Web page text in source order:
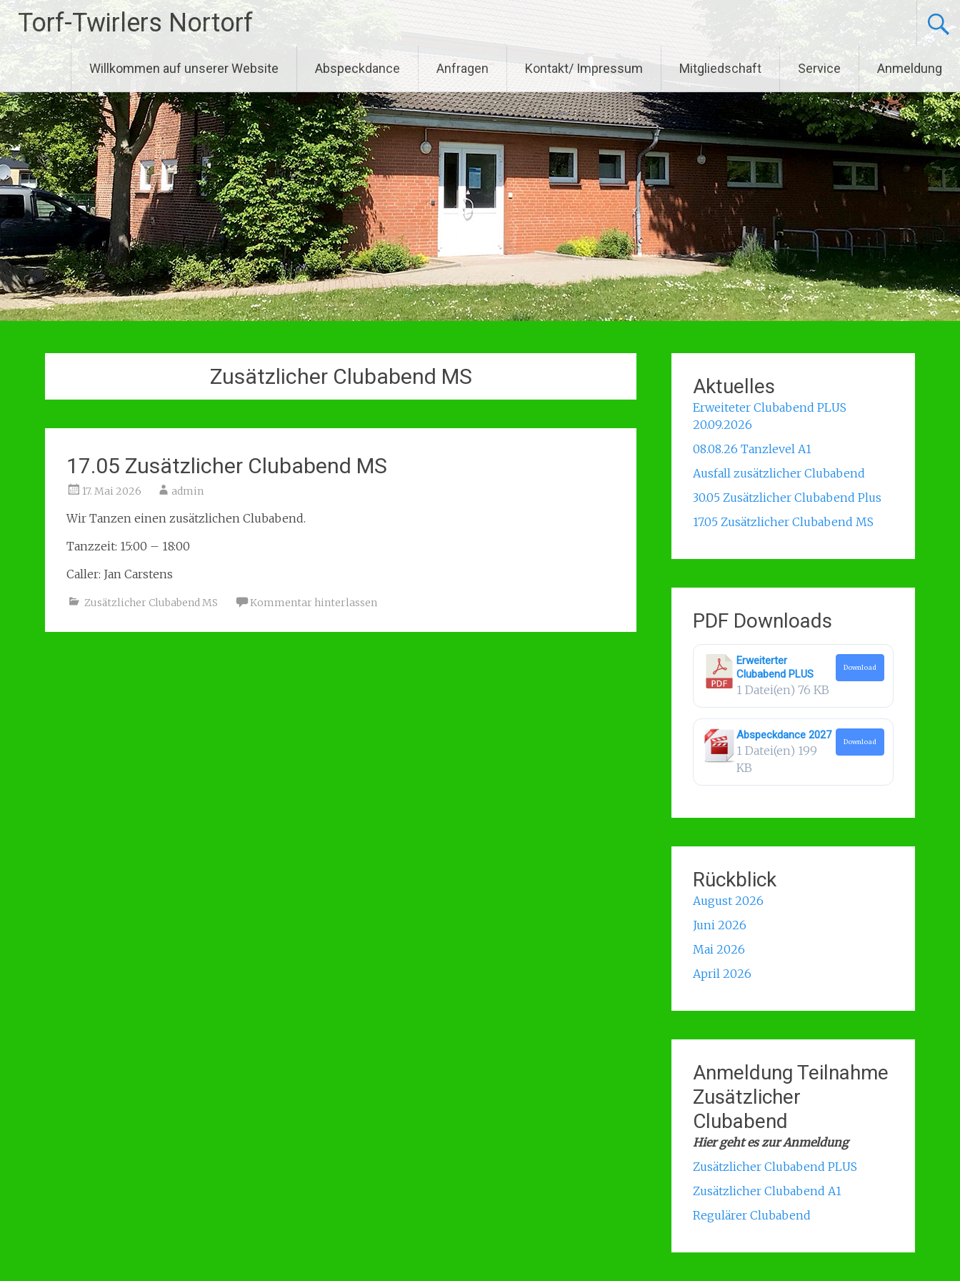
Zum
Inhalt
springen
Torf-Twirlers Nortorf
Willkommen auf unserer Website Abspeckdance Anfragen Kontakt/ Impressum Mitgliedschaft Service Anmeldung
Zusätzlicher Clubabend MS
17.05 Zusätzlicher Clubabend MS
17. Mai 2026 admin
Wir Tanzen einen zusätzlichen Clubabend.
Tanzzeit: 15:00 – 18:00
Caller: Jan Carstens
Zusätzlicher Clubabend MS Kommentar hinterlassen
Aktuelles
Erweiteter Clubabend PLUS
20.09.2026
08.08.26 Tanzlevel A1
Ausfall zusätzlicher Clubabend
30.05 Zusätzlicher Clubabend Plus
17.05 Zusätzlicher Clubabend MS
PDF Downloads
Erweiterter
Clubabend PLUS
1 Datei(en)76 KB
Download
Abspeckdance 2027
1 Datei(en) 199
KB
Download
Rückblick
August 2026
Juni 2026
Mai 2026
April 2026
Anmeldung Teilnahme
Zusätzlicher
Clubabend
Hier geht es zur Anmeldung
Zusätzlicher Clubabend PLUS
Zusätzlicher Clubabend A1
Regulärer Clubabend